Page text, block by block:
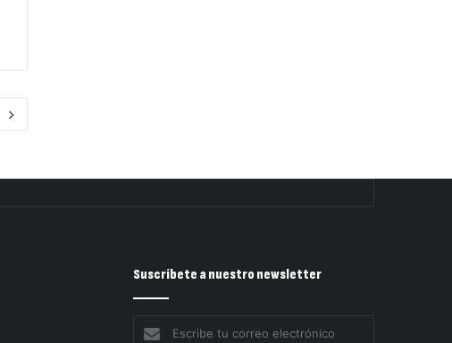
Suscríbete a nuestro newsletter
Escribe